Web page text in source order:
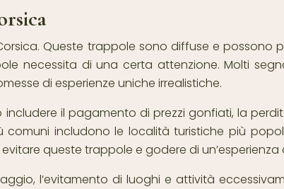
Queste trappole sono diffuse e possono
necessita di una certa attenzione. Molti
di esperienze uniche irrealistiche.
il pagamento di prezzi gonfiati, la
includono le località turistiche più
evitare queste trappole e godere di
l’evitamento di luoghi e attività